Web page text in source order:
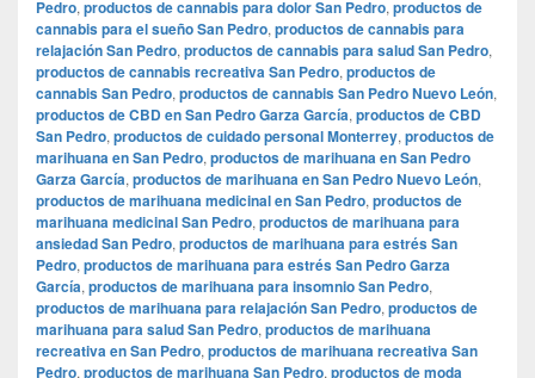
Pedro, productos de cannabis para dolor San Pedro, productos de
cannabis para el sueño San Pedro, productos de cannabis para
relajación San Pedro, productos de cannabis para salud San Pedro,
productos de cannabis recreativa San Pedro, productos de
cannabis San Pedro, productos de cannabis San Pedro Nuevo León,
productos de CBD en San Pedro Garza García, productos de CBD
San Pedro, productos de cuidado personal Monterrey, productos de
marihuana en San Pedro, productos de marihuana en San Pedro
Garza García, productos de marihuana en San Pedro Nuevo León,
productos de marihuana medicinal en San Pedro, productos de
marihuana medicinal San Pedro, productos de marihuana para
ansiedad San Pedro, productos de marihuana para estrés San
Pedro, productos de marihuana para estrés San Pedro Garza
García, productos de marihuana para insomnio San Pedro,
productos de marihuana para relajación San Pedro, productos de
marihuana para salud San Pedro, productos de marihuana
recreativa en San Pedro, productos de marihuana recreativa San
Pedro, productos de marihuana San Pedro, productos de moda